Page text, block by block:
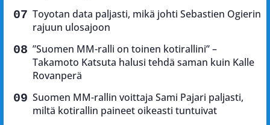
Toyotan data paljasti, mikä johti Sebastien Ogierin
rajuun ulosajoon
”Suomen MM-ralli on toinen kotirallini” –
Takamoto Katsuta halusi tehdä saman kuin Kalle
Rovanperä
Suomen MM-rallin voittaja Sami Pajari paljasti,
miltä kotirallin paineet oikeasti tuntuivat